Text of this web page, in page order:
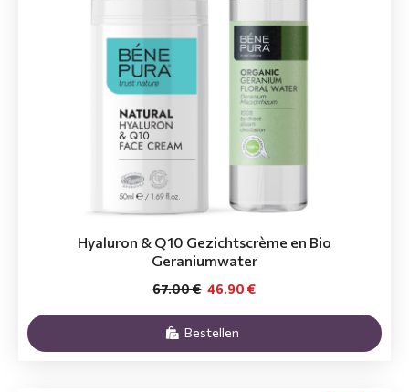
Hyaluron & Q10 Gezichtscrème en Bio
Geraniumwater
46.90 €
67.00 €
Bestellen